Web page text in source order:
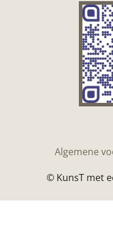
Algemene
© KunsT met